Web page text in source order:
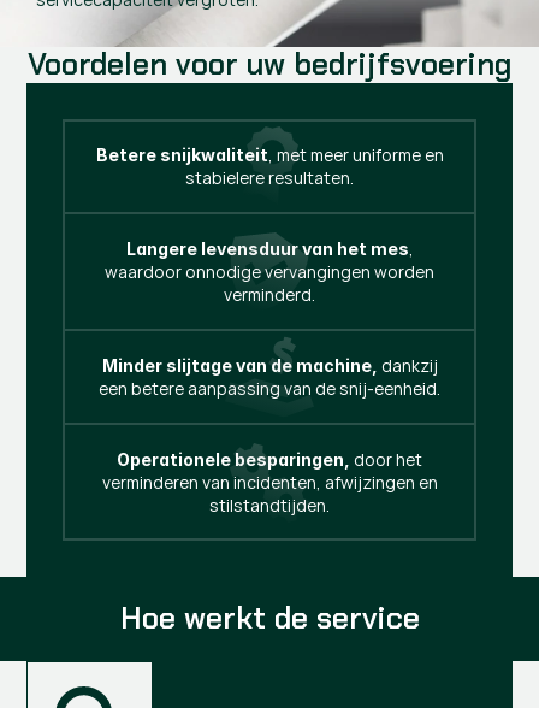
Voordelen voor uw bedrijfsvoering
Betere snijkwaliteit, met meer uniforme en
stabielere resultaten.
Langere levensduur van het mes,
waardoor onnodige vervangingen worden
verminderd.
Minder slijtage van de machine, dankzij
een betere aanpassing van de snij-eenheid.
Operationele besparingen, door het
verminderen van incidenten, afwijzingen en
stilstandtijden.
Hoe werkt de service